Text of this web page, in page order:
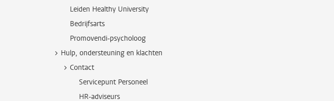
Leiden Healthy University
Bedrijfsarts
Promovendi-psycholoog
Hulp, ondersteuning en klachten
Contact
Servicepunt Personeel
HR-adviseurs